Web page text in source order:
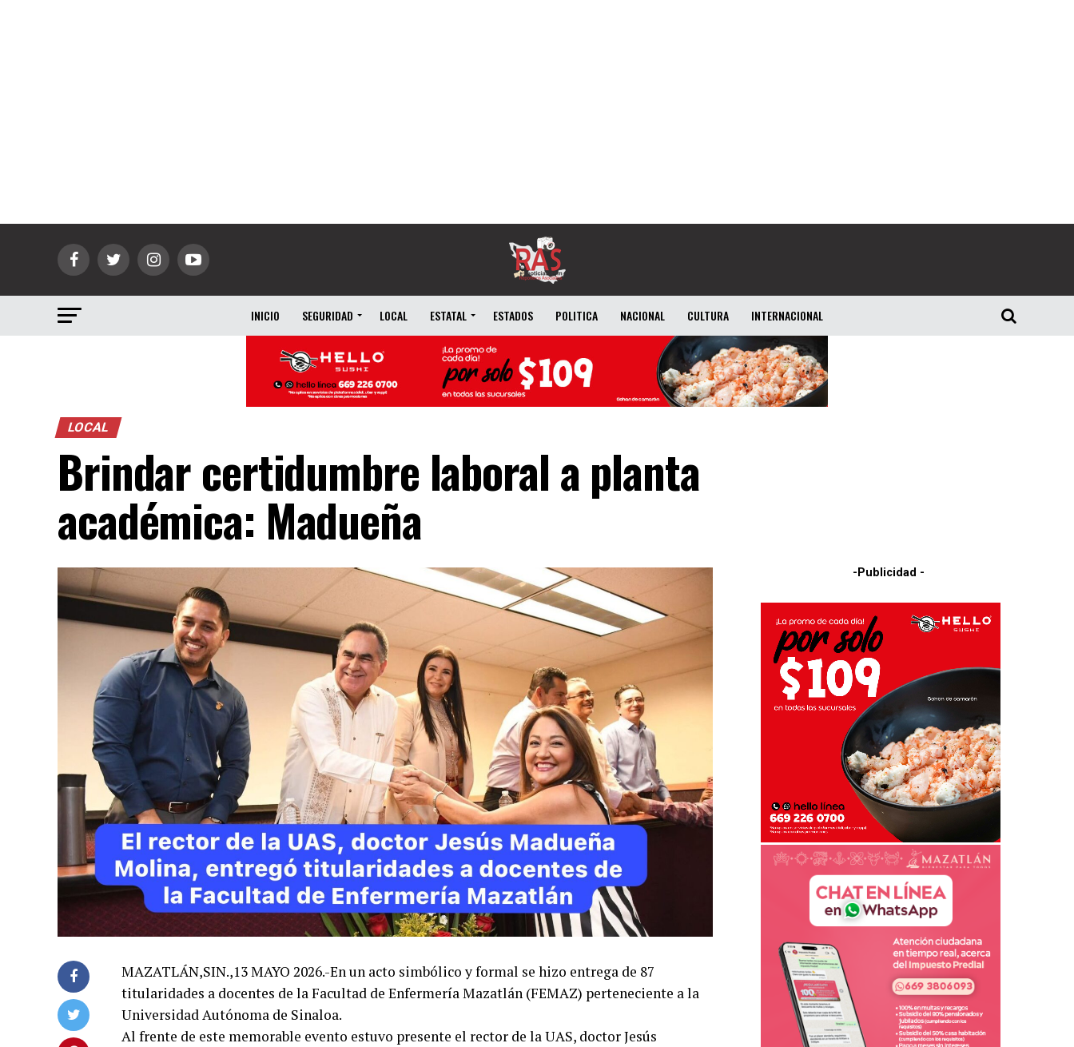
INICIO SEGURIDAD LOCAL ESTATAL ESTADOS POLITICA NACIONAL CULTURA INTERNACIONAL
LOCAL
Brindar certidumbre laboral a planta
académica: Madueña
MAZATLÁN,SIN.,13 MAYO 2026.-En un acto simbólico y formal se hizo entrega de 87
titularidades a docentes de la Facultad de Enfermería Mazatlán (FEMAZ) perteneciente a la
Universidad Autónoma de Sinaloa.
Al frente de este memorable evento estuvo presente el rector de la UAS, doctor Jesús
-Publicidad -